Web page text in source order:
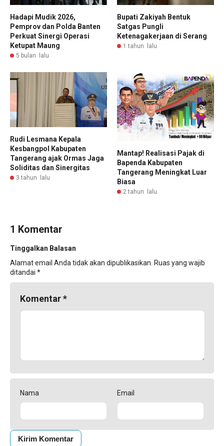
Hadapi Mudik 2026,
Pemprov dan Polda Banten
Perkuat Sinergi Operasi
Ketupat Maung
5 bulan lalu
Bupati Zakiyah Bentuk
Satgas Pungli
Ketenagakerjaan di Serang
1 tahun lalu
Rudi Lesmana Kepala
Kesbangpol Kabupaten
Tangerang ajak Ormas Jaga
Soliditas dan Sinergitas
3 tahun lalu
Mantap! Realisasi Pajak di
Bapenda Kabupaten
Tangerang Meningkat Luar
Biasa
2 tahun lalu
1 Komentar
Tinggalkan Balasan
Alamat email Anda tidak akan dipublikasikan. Ruas yang wajib
ditandai *
Komentar*
Nama Email